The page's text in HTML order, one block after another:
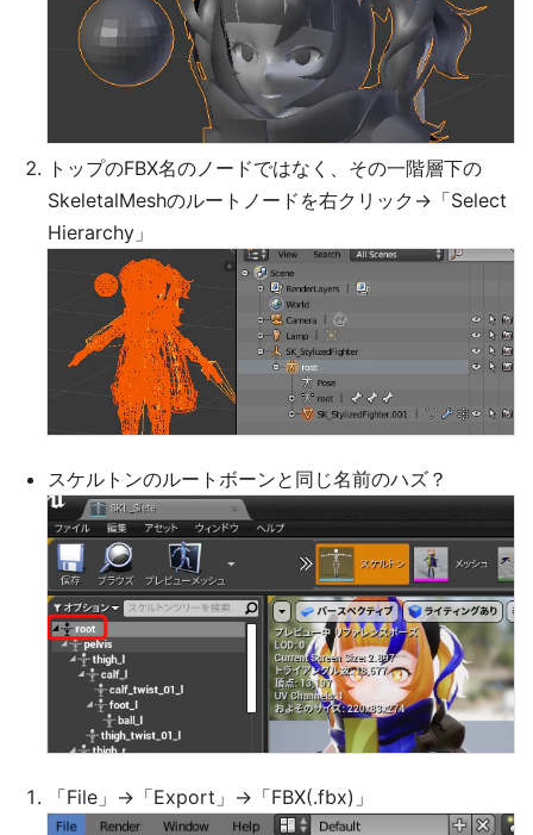
トップのFBX名のノードではなく、その一階層下の
SkeletalMeshのルートノードを右クリック→「Select
Hierarchy」
スケルトンのルートボーンと同じ名前のハズ？
「File」→「Export」→「FBX(.fbx)」